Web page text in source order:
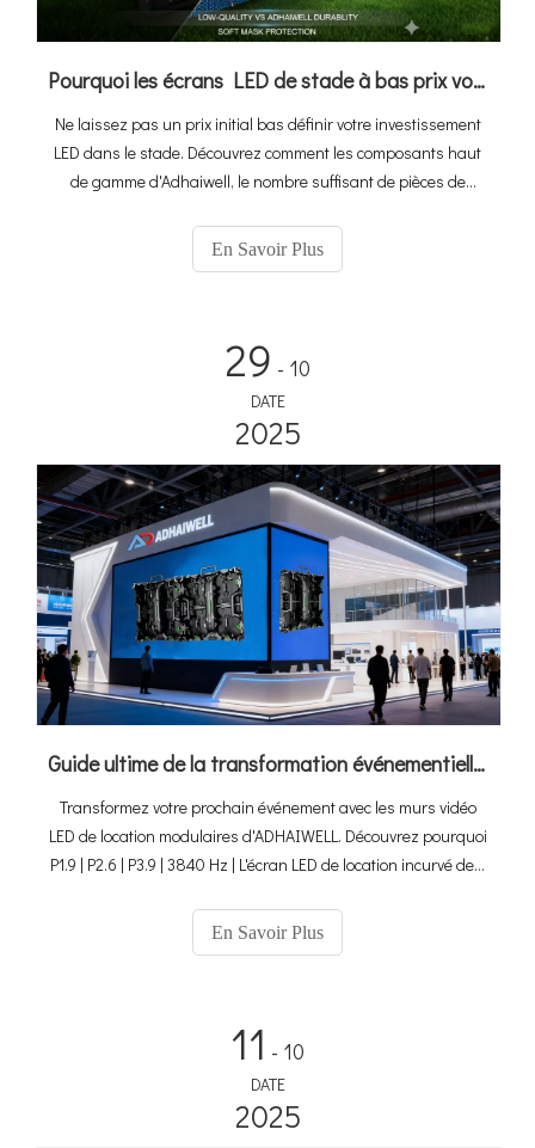
Pourquoi les écrans LED de stade à bas prix vous coûtent plus cher : l'avantage de valeur Adhaiwell
Ne laissez pas un prix initial bas définir votre investissement
LED dans le stade. Découvrez comment les composants haut
de gamme d'Adhaiwell, le nombre suffisant de pièces de
garantissent une fiabilité maximale et des temps d'arrêt
minimes, garantissant ainsi des revenus continus aux
En Savoir Plus
29 - 10
DATE
2025
Guide ultime de la transformation événementielle : comment les murs vidéo LED de location modulaires d'ADHAIWELL offrent des visuels inoubliables
Transformez votre prochain événement avec les murs vidéo
LED de location modulaires d'ADHAIWELL. Découvrez pourquoi
P1.9 | P2.6 | P3.9 | 3840 Hz | L'écran LED de location incurvé de ±
époustouflants.
En Savoir Plus
11 - 10
DATE
2025